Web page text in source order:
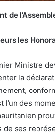
de
les
Ministre
la
l’un des
de ses